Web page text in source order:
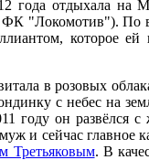
года отдыхала на
ФК "Локомотив").
которое
в розовых
с небес на
году он развёлся
и сейчас главное
Третьяковым. В